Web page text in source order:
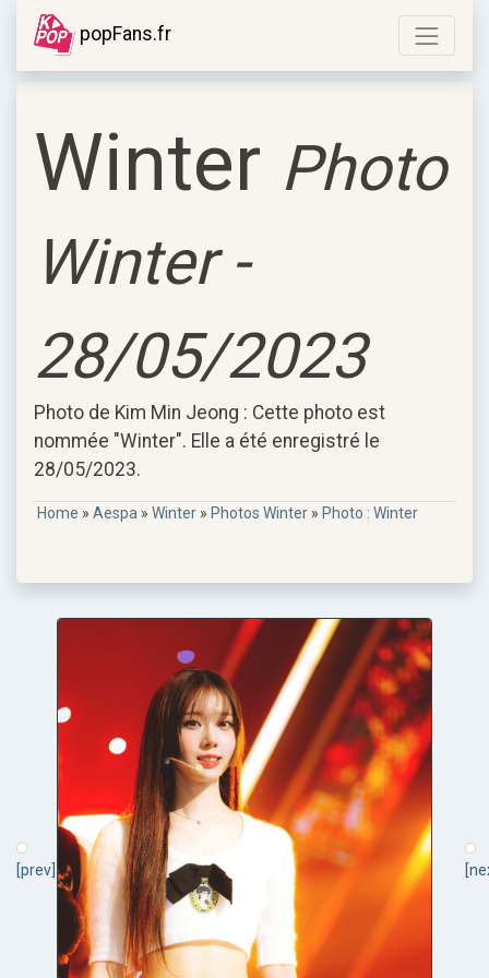
popFans.fr
Winter Photo
Winter -
28/05/2023
Photo de Kim Min Jeong : Cette photo est
nommée "Winter". Elle a été enregistré le
28/05/2023.
Home » Aespa » Winter » Photos Winter » Photo : Winter
[prev]